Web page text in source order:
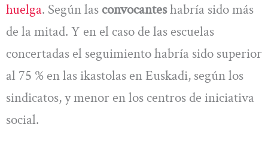
huelga. Según las convocanteshabría sido más
de la mitad. Y en el caso de las escuelas
concertadas el seguimiento habría sido superior
al 75 % en las ikastolas en Euskadi, según los
sindicatos, y menor en los centros de iniciativa
social.